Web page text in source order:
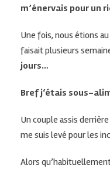
m’énervais pour un
Une fois, nous étions
faisait plusieurs
jours…
Bref j‘étais sous-
Un couple assis
me suis levé pour les
Alors